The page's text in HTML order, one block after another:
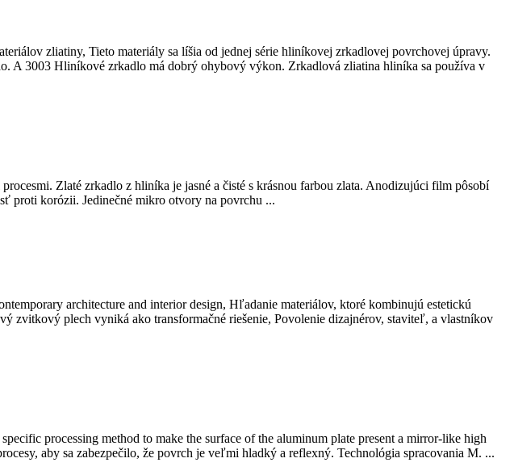
zliatiny, Tieto materiály sa líšia od jednej série hliníkovej zrkadlovej povrchovej úpravy.
A 3003 Hliníkové zrkadlo má dobrý ohybový výkon. Zrkadlová zliatina hliníka sa používa v
Zlaté zrkadlo z hliníka je jasné a čisté s krásnou farbou zlata. Anodizujúci film pôsobí
proti korózii. Jedinečné mikro otvory na povrchu ...
architecture and interior design, Hľadanie materiálov, ktoré kombinujú estetickú
plech vyniká ako transformačné riešenie, Povolenie dizajnérov, staviteľ, a vlastníkov
processing method to make the surface of the aluminum plate present a mirror-like high
aby sa zabezpečilo, že povrch je veľmi hladký a reflexný. Technológia spracovania M. ...